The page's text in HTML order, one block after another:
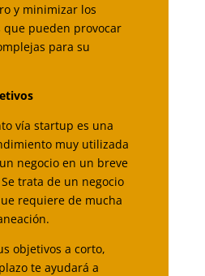
y minimizar los
pueden provocar
para su
vía startup es una
muy utilizada
negocio en un breve
trata de un negocio
requiere de mucha
objetivos a corto,
te ayudará a